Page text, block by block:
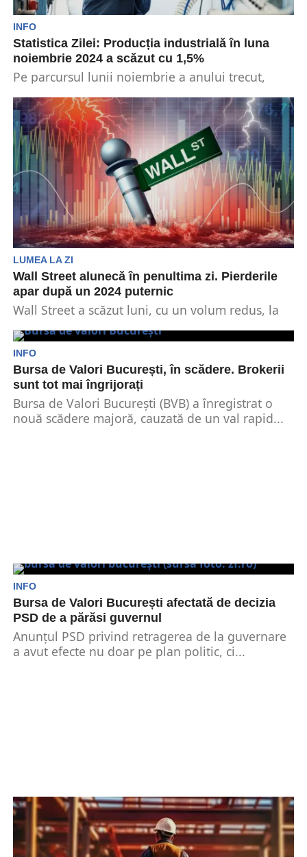
INFO
Statistica Zilei: Producția industrială în luna
noiembrie 2024 a scăzut cu 1,5%
Pe parcursul lunii noiembrie a anului trecut,
octombrie a...
LUMEA LA ZI
Wall Street alunecă în penultima zi. Pierderile
apar după un 2024 puternic
Wall Street a scăzut luni, cu un volum redus, la
INFO
Bursa de Valori București, în scădere. Brokerii
sunt tot mai îngrijorați
Bursa de Valori București (BVB) a înregistrat o
nouă scădere majoră, cauzată de un val rapid...
INFO
Bursa de Valori București afectată de decizia
PSD de a părăsi guvernul
Anunțul PSD privind retragerea de la guvernare
a avut efecte nu doar pe plan politic, ci...